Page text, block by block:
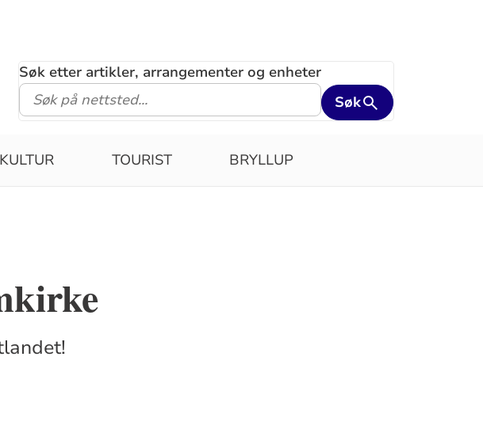
Søk etter artikler, arrangementer og enheter
Søk
KULTUR TOURIST BRYLLUP